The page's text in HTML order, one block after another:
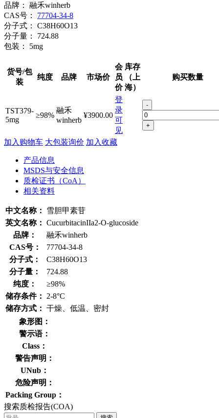
品牌：
融禾winherb
CAS号：
77704-34-8
分子式：
C38H60O13
分子量：
724.88
包装：
5mg
货号/包
装
纯度 品牌 市场价
会
员
价
库存
（上
海）
购买数量
TST379-
5mg
≥98%
融禾
winherb
¥3900.00
登
录
可
见
-
+
加入购物车 大包装询价 加入收藏
产品信息
MSDS与安全信息
质检证书（CoA）
相关资料
中文名称：
雪胆甲素苷
英文名称： CucurbitacinIIa2-O-glucoside
品牌：
融禾winherb
CAS号：
77704-34-8
分子式：
C38H60O13
分子量：
724.88
纯度：
≥98%
储存条件：
2-8°C
储存方式： 干燥、低温、密封
象形图：
警示语：
Class：
警告声明：
UNub：
危险声明：
Packing Group：
搜索质检报告(COA)